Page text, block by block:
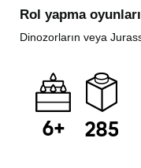
Rol yapma
Dinozorların veya